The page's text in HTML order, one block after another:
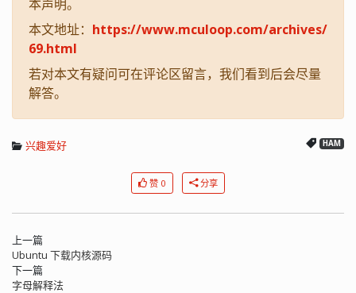
本声明。
本文地址： https://www.mculoop.com/archives/
69.html
若对本文有疑问可在评论区留言，我们看到后会尽量
解答。
兴趣爱好 HAM
赞 0 分享
上一篇
Ubuntu 下载内核源码
下一篇
字母解释法